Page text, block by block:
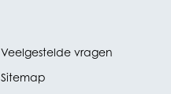
Veelgestelde vragen
Sitemap